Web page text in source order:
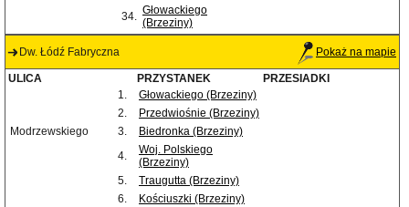
34. Głowackiego
(Brzeziny)
Dw. Łódź Fabryczna Pokaż na mapie
ULICA PRZYSTANEK
PRZESIADKI
1.
Głowackiego (Brzeziny)
2.
Przedwiośnie (Brzeziny)
Modrzewskiego
3.
Biedronka (Brzeziny)
4.
Woj. Polskiego
(Brzeziny)
5.
Traugutta (Brzeziny)
6.
Kościuszki (Brzeziny)